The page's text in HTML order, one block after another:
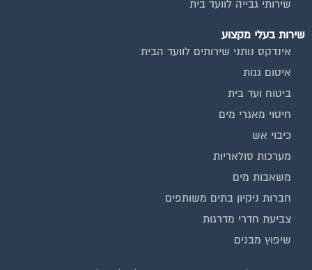
שירותי גבייה לוועד בית
שירות בעלי מקצוע
אינדקס נותני שירותים לוועד הבית
איטום גגות
ביטוח ועד בית
חיטוי מאגרי מים
כיבוי אש
מערכות סולאריות
משאבות מים
חברות ניקיון בתים משותפים
צביעת חדרי מדרגות
שיפוץ מבנים